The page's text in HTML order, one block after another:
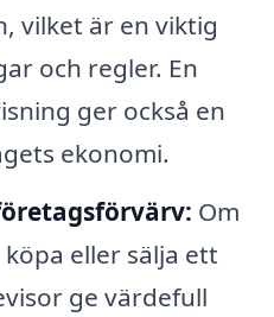
vilket är en viktig
och regler. En
ger också en
ekonomi.
Om
eller sälja ett
ge värdefull